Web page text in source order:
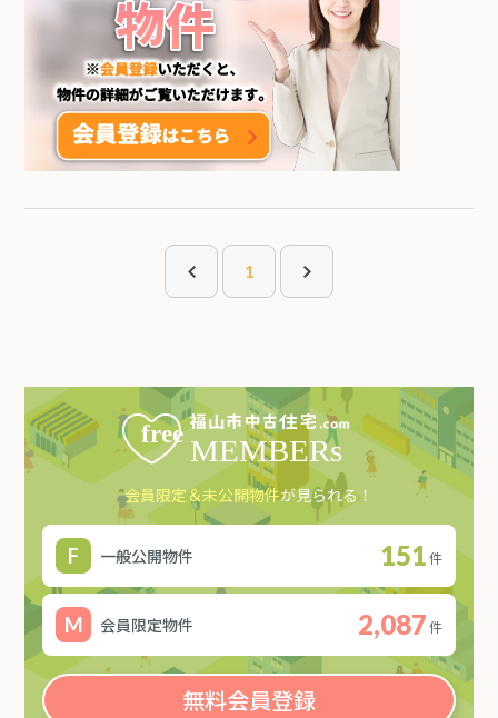
1
会員限定＆未公開物件が見られる！
一般公開物件 151件
会員限定物件 2,087件
無料会員登録